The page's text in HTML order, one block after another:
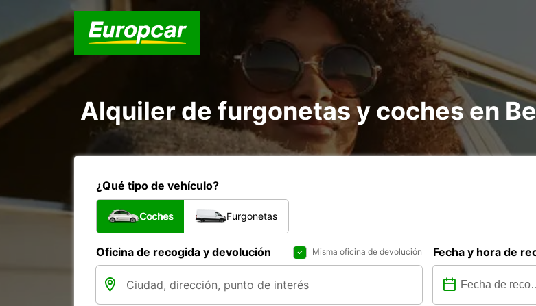
Alquiler de furgonetas y coches en
¿Qué tipo de vehículo?
Coches Furgonetas
Oficina de recogida y devolución Misma oficina de devolución Fecha y hora de